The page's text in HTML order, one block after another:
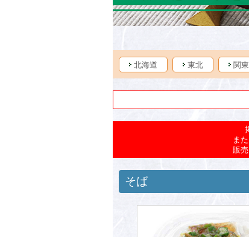
北海道 東北 関東
ま
販
そば